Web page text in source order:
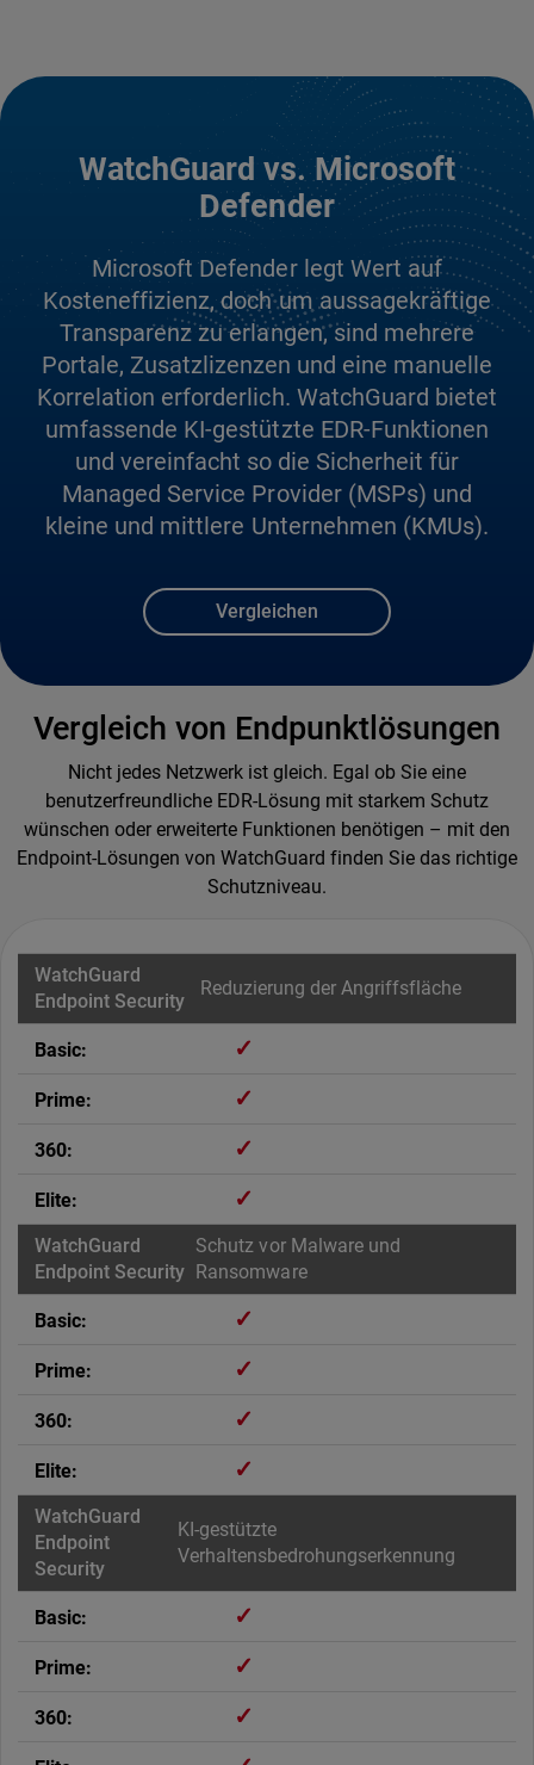
WatchGuard vs. Microsoft
Defender
Microsoft Defender legt Wert auf
Kosteneffizienz, doch um aussagekräftige
Transparenz zu erlangen, sind mehrere
Portale, Zusatzlizenzen und eine manuelle
Korrelation erforderlich. WatchGuard bietet
umfassende KI-gestützte EDR-Funktionen
und vereinfacht so die Sicherheit für
Managed Service Provider (MSPs) und
kleine und mittlere Unternehmen (KMUs).
Vergleichen
Vergleich von Endpunktlösungen
Nicht jedes Netzwerk ist gleich. Egal ob Sie eine
benutzerfreundliche EDR-Lösung mit starkem Schutz
wünschen oder erweiterte Funktionen benötigen – mit den
Endpoint-Lösungen von WatchGuard finden Sie das richtige
Schutzniveau.
Reduzierung der Angriffsfläche
✓
✓
✓
✓
Schutz vor Malware und
Ransomware
✓
✓
✓
✓
KI-gestützte
Verhaltensbedrohungserkennung
✓
✓
✓